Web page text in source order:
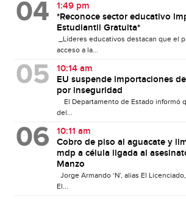
1:49 pm
*Reconoce sector educativo
Estudiantil Gratuita*
_Líderes educativos destacan que el
acceso a la...
10:14 am
EU suspende importaciones
por inseguridad
El Departamento de Estado informó
del...
10:11 am
Cobro de piso al aguacate y
mdp a célula ligada al
Manzo
Jorge Armando ‘N’, alias El
El...